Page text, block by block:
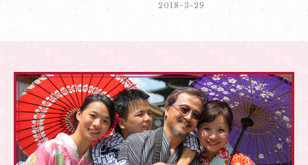
2018-3-29